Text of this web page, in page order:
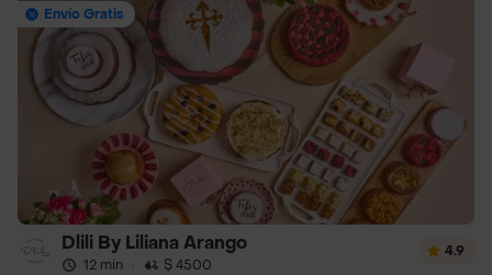
Envío Gratis
Dlili By Liliana Arango
12 min · $ 4500
4.9